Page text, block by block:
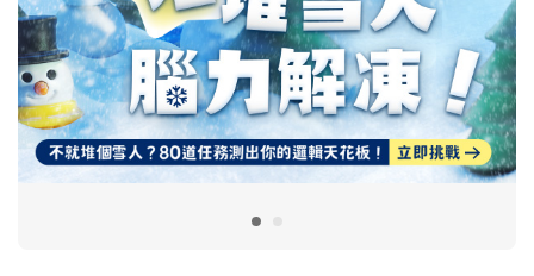
最新活動